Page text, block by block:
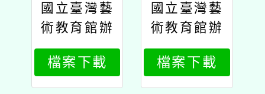
國立臺灣藝
術教育館辦
理「遊於藝
–跨領域藝
術教育的創
檔案下載
國立臺灣藝
術教育館辦
理「遊於藝
–跨領域藝
術教育的創
檔案下載